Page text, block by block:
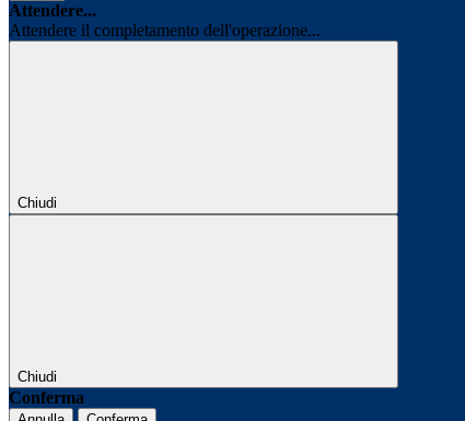
Attendere...
Attendere il completamento dell'operazione...
Chiudi
Chiudi
Conferma